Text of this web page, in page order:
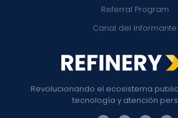
Revolucionando el ecosistema
tecnología y atención
Referral Program
Canal del Informante